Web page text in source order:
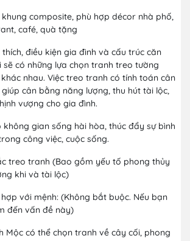
khung composite, phù hợp décor nhà phố,
café, quà tặng
điều kiện gia đình và cấu trúc căn
sẽ có những lựa chọn tranh treo tường
nhau. Việc treo tranh có tính toán cân
cân bằng năng lượng, thu hút tài lộc,
vượng cho gia đình.
gian sống hài hòa, thúc đẩy sự bình
công việc, cuộc sống.
treo tranh (Bao gồm yếu tố phong thủy
khi và tài lộc)
với mệnh: (Không bắt buộc. Nếu bạn
đến vấn đề này)
Mộc có thể chọn tranh về cây cối, phong